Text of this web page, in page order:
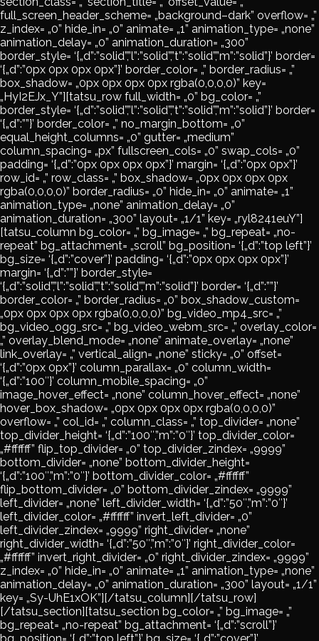
full_screen_header_scheme= „background–dark” overflow= „”
z_index= „0” hide_in= „0” animate= „1” animation_type= „none”
animation_delay= „0” animation_duration= „300”
border_style= ‘{„d”:”solid”,”l”:”solid”,”t”:”solid”,”m”:”solid”}’ border=
‘{„d”:”0px 0px 0px 0px”}’ border_color= „” border_radius= „”
box_shadow= „0px 0px 0px 0px rgba(0,0,0,0)” key=
„HyI2EJx_Y”][tatsu_row full_width= „0” bg_color= „”
border_style= ‘{„d”:”solid”,”l”:”solid”,”t”:”solid”,”m”:”solid”}’ border=
‘{„d”:””}’ border_color= „” no_margin_bottom= „0”
equal_height_columns= „0” gutter= „medium”
column_spacing= „px” fullscreen_cols= „0” swap_cols= „0”
padding= ‘{„d”:”0px 0px 0px 0px”}’ margin= ‘{„d”:”0px 0px”}’
row_id= „” row_class= „” box_shadow= „0px 0px 0px 0px
rgba(0,0,0,0)” border_radius= „0” hide_in= „0” animate= „1”
animation_type= „none” animation_delay= „0”
animation_duration= „300” layout= „1/1” key= „ryl8241euY”]
[tatsu_column bg_color= „” bg_image= „” bg_repeat= „no-
repeat” bg_attachment= „scroll” bg_position= ‘{„d”:”top left”}’
bg_size= ‘{„d”:”cover”}’ padding= ‘{„d”:”0px 0px 0px 0px”}’
margin= ‘{„d”:””}’ border_style=
‘{„d”:”solid”,”l”:”solid”,”t”:”solid”,”m”:”solid”}’ border= ‘{„d”:””}’
border_color= „” border_radius= „0” box_shadow_custom=
„0px 0px 0px 0px rgba(0,0,0,0)” bg_video_mp4_src= „”
bg_video_ogg_src= „” bg_video_webm_src= „” overlay_color=
„” overlay_blend_mode= „none” animate_overlay= „none”
link_overlay= „” vertical_align= „none” sticky= „0” offset=
‘{„d”:”0px 0px”}’ column_parallax= „0” column_width=
‘{„d”:”100″}’ column_mobile_spacing= „0”
image_hover_effect= „none” column_hover_effect= „none”
hover_box_shadow= „0px 0px 0px 0px rgba(0,0,0,0)”
overflow= „” col_id= „” column_class= „” top_divider= „none”
top_divider_height= ‘{„d”:”100″,”m”:”0″}’ top_divider_color=
„#ffffff” flip_top_divider= „0” top_divider_zindex= „9999”
bottom_divider= „none” bottom_divider_height=
‘{„d”:”100″,”m”:”0″}’ bottom_divider_color= „#ffffff”
flip_bottom_divider= „0” bottom_divider_zindex= „9999”
left_divider= „none” left_divider_width= ‘{„d”:”50″,”m”:”0″}’
left_divider_color= „#ffffff” invert_left_divider= „0”
left_divider_zindex= „9999” right_divider= „none”
right_divider_width= ‘{„d”:”50″,”m”:”0″}’ right_divider_color=
„#ffffff” invert_right_divider= „0” right_divider_zindex= „9999”
z_index= „0” hide_in= „0” animate= „1” animation_type= „none”
animation_delay= „0” animation_duration= „300” layout= „1/1”
key= „Sy-UhE1xOK”][/tatsu_column][/tatsu_row]
[/tatsu_section][tatsu_section bg_color= „” bg_image= „”
bg_repeat= „no-repeat” bg_attachment= ‘{„d”:”scroll”}’